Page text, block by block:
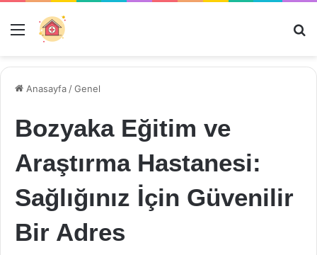
Menü
Anasayfa /Genel
Bozyaka Eğitim ve
Araştırma Hastanesi:
Sağlığınız İçin Güvenilir
Bir Adres